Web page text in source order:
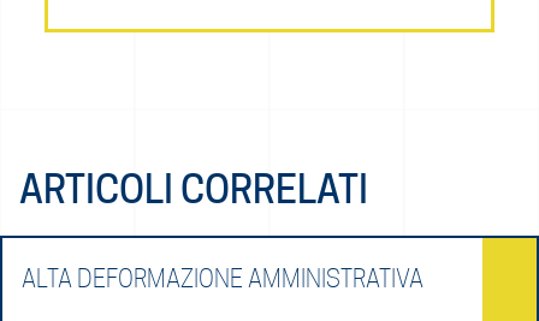
ARTICOLI CORRELATI
ALTA DEFORMAZIONE AMMINISTRATIVA